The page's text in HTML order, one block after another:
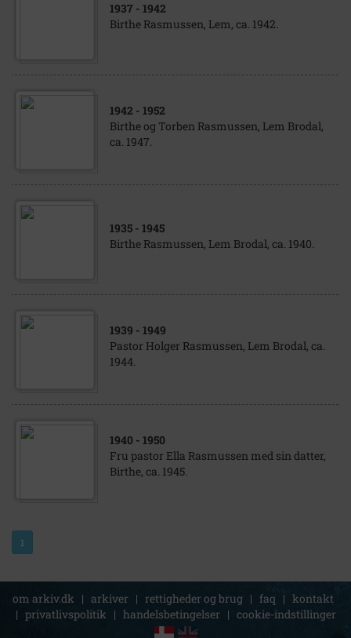
1937 - 1942
Birthe Rasmussen, Lem, ca. 1942.
1942 - 1952
Birthe og Torben Rasmussen, Lem Brodal,
ca. 1947.
1935 - 1945
Birthe Rasmussen, Lem Brodal, ca. 1940.
1939 - 1949
Pastor Holger Rasmussen, Lem Brodal, ca.
1944.
1940 - 1950
Fru pastor Ella Rasmussen med sin datter,
Birthe, ca. 1945.
1
om arkiv.dk | arkiver | rettigheder og brug | faq | kontakt
| privatlivspolitik | handelsbetingelser | cookie-indstillinger